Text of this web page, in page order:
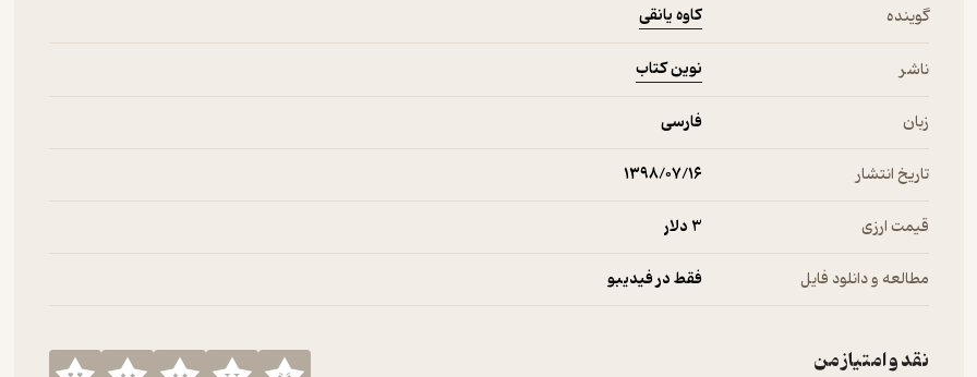
گوینده کاوه یانقی
ناشر نوین کتاب
زبان فارسی
تاریخ انتشار ۱۳۹۸/۰۷/۱۶
قیمت ارزی 3 دلار
مطالعه و دانلود فایل فقط در فیدیبو
نقد و امتیاز من